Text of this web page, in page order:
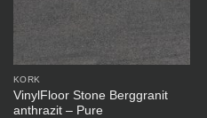
KORK
VinylFloor Stone Berggranit
anthrazit – Pure